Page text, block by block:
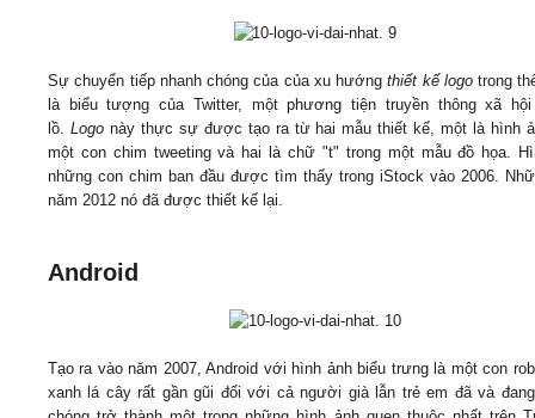
Sự chuyển tiếp nhanh chóng của của xu hướngthiết kế logotrong
là biểu tượng của Twitter, một phương tiện truyền thông xã hội
lồ. Logonày thực sự được tạo ra từ hai mẫu thiết kế, một là hình
một con chim tweeting và hai là chữ "t" trong một mẫu đồ họa.
những con chim ban đầu được tìm thấy trong iStock vào 2006.
năm 2012 nó đã được thiết kế lại.
Android
Tạo ra vào năm 2007, Android với hình ảnh biểu trưng là một con
xanh lá cây rất gần gũi đối với cả người già lẫn trẻ em đã và